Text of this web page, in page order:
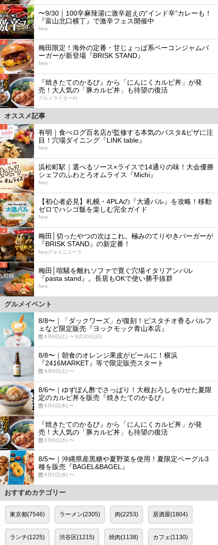
3
〜9/30｜100辛麻辣湯に激辛超えの“インド辛”カレーも！
『富山北口横丁』で激辛フェス開催中
favy
4
梅田限定！海外の定番・甘じょっぱ系ベーコンジャムバ
ーガーが新登場『BRISK STAND』
favy
5
『焼きたてのかるび』から「にんにくカルビ丼」が発
売！大人気の「豚カルビ丼」も待望の復活
グルメライターAI
オススメ記事
1
有明｜食べログ百名店が監修する本気のパスタ&ピザに注
目！穴場ダイニング『LINK table』
favy
2
浜松町駅｜選べるソース×ライスで14通りの味！大会優勝
シェフのふわとろオムライス『Michi』
favy
3
【初心者必見】札幌・4PLAの『大通バル』を攻略！移動
ゼロでハシゴ飯を楽しむ完全ガイド
favy
4
梅田│切ったやつの次はこれ。極みのてりやきバーガーが
『BRISK STAND』の新定番！
favyグルメニュース
5
梅田│喧騒を離れソファで寛ぐ穴場イタリアンバル
『pasta stand』。長居もOKで使い勝手抜群
favy
グルメイベント
8/8〜｜「ダックワーズ」が復刻！ピスタチオ香るパルフ
ェなど限定販売『ヨックモック青山本店』
8月8日(土) 〜 8月30日(日)
8/8〜｜朝食のオレンジ果皮がビールに！横浜
『2416MARKET』等で限定販売スタート
8月8日(土) 〜
8/6〜｜ゆずぽん酢でさっぱり！大根おろしをのせた夏限
定のカルビ丼を販売『焼きたてのかるび』
8月6日(木) 〜
『焼きたてのかるび』から「にんにくカルビ丼」が発
売！大人気の「豚カルビ丼」も待望の復活
8月6日(木) 〜
8/5〜｜沖縄県産黒糖や夏野菜を使用！夏限定ベーグル3
種を販売『BAGEL&BAGEL』
8月5日(水) 〜
おすすめカテゴリー
東京都(7546) ラーメン(2305) 肉(2253) 居酒屋(1804)
ランチ(1225) 渋谷区(1215) 焼肉(1138) カフェ(1130)